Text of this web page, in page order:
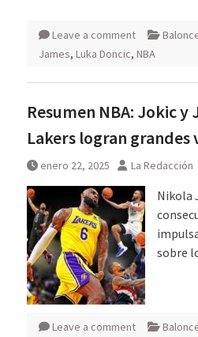
Leave a comment
James, Luka Doncic, NBA
Resumen NBA: Jokic
Lakers logran grandes
enero 22, 2025 La Redacción
Nikola
sobre
Leave a comment